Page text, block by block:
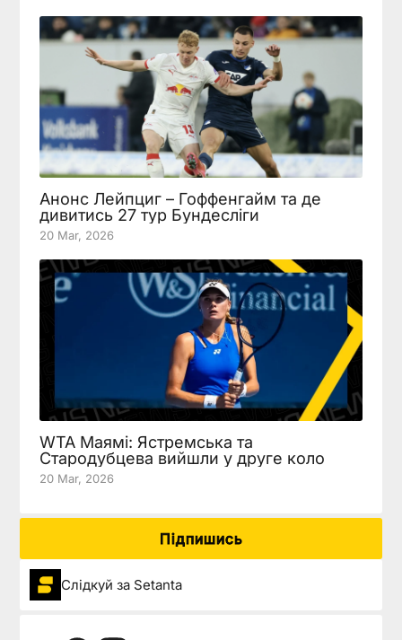
Анонс Лейпциг – Гоффенгайм та де
дивитись 27 тур Бундесліги
20 Mar, 2026
WTA Маямі: Ястремська та
Стародубцева вийшли у друге коло
20 Mar, 2026
Підпишись
Слідкуй за Setanta